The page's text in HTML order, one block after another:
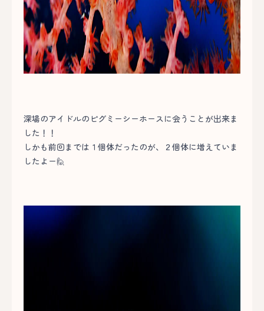
深場のアイドルのピグミーシーホースに会うことが出来ま
した！！
しかも前回までは１個体だったのが、２個体に増えていま
したよー🙋